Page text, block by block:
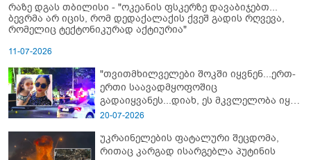
რაზე დგას თბილისი - "ოკეანის ფსკერზე დავაბიჯებთ...
ბევრმა არ იცის, რომ დედაქალაქის ქვეშ გადის რღვევა,
რომელიც ტექტონიკურად აქტიურია"
11-07-2026
"თვითმხილველები შოკში იყვნენ...ერთ-
ერთი საავადმყოფოშიც
გადაიყვანეს...დიახ, ეს მკვლელობა იყო"
- გორში დატრიალებული ტრაგედიის
20-07-2026
უკრაინელების ფატალური შეცდომა,
რითაც კარგად ისარგებლა პუტინის